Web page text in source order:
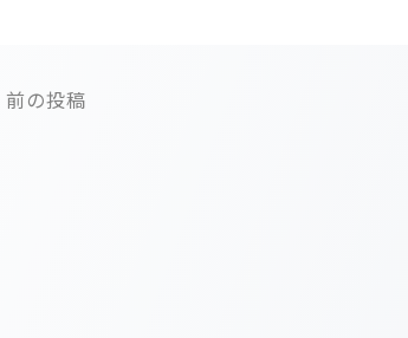
前の投稿